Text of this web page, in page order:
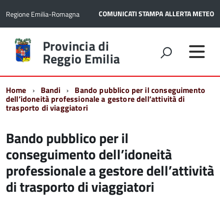
Regione Emilia-Romagna COMUNICATI STAMPAALLERTA METEO
Torna
alla
home
Provincia di
Reggio Emilia
Home Bandi Bando pubblico per il conseguimento
dell’idoneità professionale a gestore dell’attività di
trasporto di viaggiatori
Bando pubblico per il
conseguimento dell’idoneità
professionale a gestore dell’attività
di trasporto di viaggiatori